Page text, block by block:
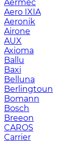
Aermec
Aero IXIA
Aeronik
Airone
AUX
Axioma
Ballu
Baxi
Belluna
Berlingtoun
Bomann
Bosch
Breeon
CAROS
Carrier